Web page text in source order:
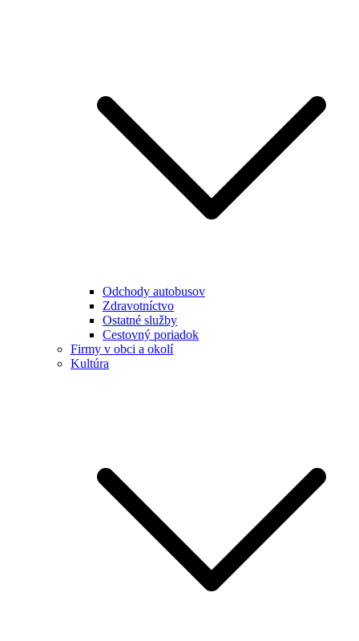
Odchody autobusov
Zdravotníctvo
Ostatné služby
Cestovný poriadok
Firmy v obci a okolí
Kultúra